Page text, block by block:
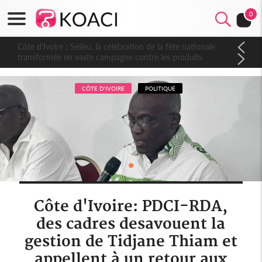
0
Côte d'Ivoire : Séileu, la célébration de la fête nationale
transformée en vaste campagne contre les produits
dépigmentants dangereux
CÔTE D'IVOIRE POLITIQUE
Côte d'Ivoire: PDCI-RDA,
des cadres desavouent la
gestion de Tidjane Thiam et